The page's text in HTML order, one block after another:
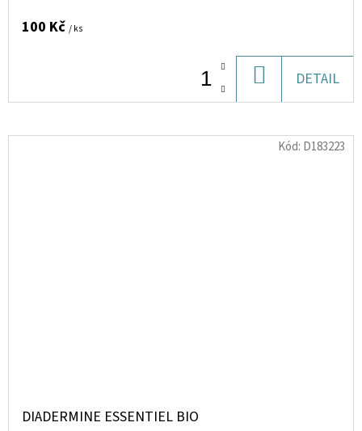
100 Kč / ks
KOŠÍKU
DETAIL
DIADERMINE ESSENTIEL BIO
Kód: D183223